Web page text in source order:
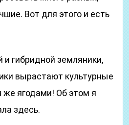
Вот для этого и есть
и гибридной земляники,
вырастают культурные
же ягодами! Об этом я
здесь.